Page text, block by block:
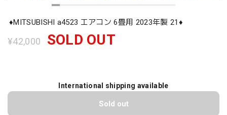
♦️MITSUBISHI a4523 エアコン 6畳用 2023年製 21♦️
¥42,000 SOLD OUT
International shipping available
Sold out